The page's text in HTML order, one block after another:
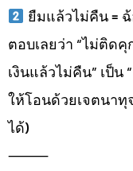
ยืมแล้วไม่คืน =
ตอบเลยว่า “ไม่ติด
เงินแล้วไม่คืน” เป็
ให้โอนด้วยเจตนา
ได้)
⸻